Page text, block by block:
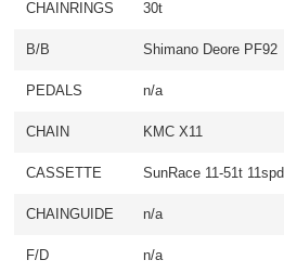
CHAINRINGS 30t
B/B Shimano Deore PF92
PEDALS n/a
CHAIN KMC X11
CASSETTE SunRace 11-51t 11spd
CHAINGUIDE n/a
F/D n/a